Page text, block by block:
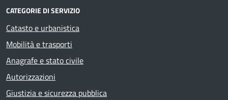
CATEGORIE DI SERVIZIO
Catasto e urbanistica
Mobilità e trasporti
Anagrafe e stato civile
Autorizzazioni
Giustizia e sicurezza pubblica